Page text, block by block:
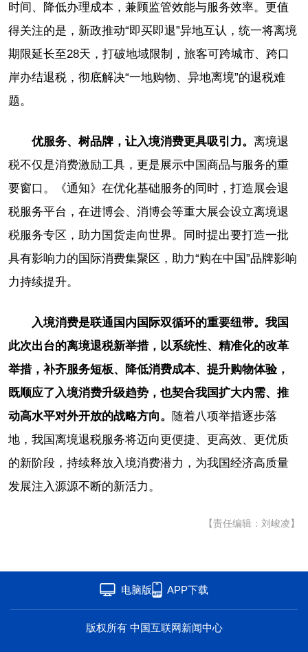
时间、降低办理成本，兼顾监管效能与服务效率。更值
得关注的是，新政推动“即买即退”异地互认，统一将离境
期限延长至28天，打破地域限制，旅客可跨城市、跨口
岸办结退税，彻底解决“一地购物、异地离境”的退税难
题。
优服务、树品牌，让入境消费更具吸引力。 离境退
税不仅是消费激励工具，更是展示中国商品与服务的重
要窗口。《通知》在优化基础服务的同时，打造展会退
税服务平台，在进博会、消博会等重大展会设立离境退
税服务专区，助力国货走向世界。同时提出要打造一批
具有影响力的国际消费集聚区，助力“购在中国”品牌影响
力持续提升。
入境消费是联通国内国际双循环的重要纽带。我国
此次出台的离境退税新举措，以系统性、精准化的改革
举措，补齐服务短板、降低消费成本、提升购物体验，
既顺应了入境消费升级趋势，也契合我国扩大内需、推
动高水平对外开放的战略方向。
随着八项举措逐步落
地，我国离境退税服务将迈向更便捷、更高效、更优质
的新阶段，持续释放入境消费潜力，为我国经济高质量
发展注入源源不断的新活力。
【责任编辑：刘峻凌】
电脑版 APP下载
版权所有 中国互联网新闻中心